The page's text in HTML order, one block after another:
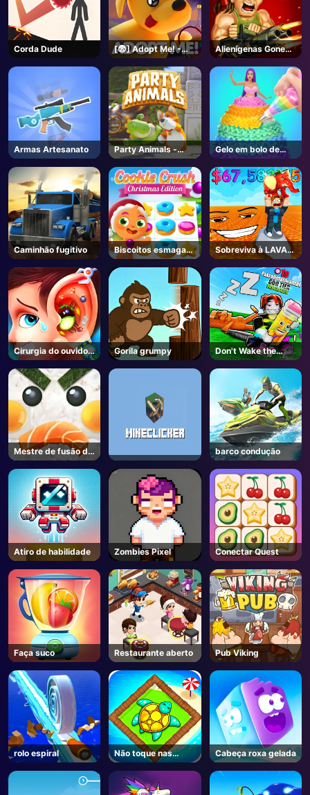
AD
Corda Dude
[😨] Adopt Me! -
Roblox
Alienígenas Gone
Wild
Armas Artesanato
Party Animals -
Steam
Gelo em bolo de
boneca
Caminhão fugitivo
Biscoitos esmagam
Natal
Sobreviva à LAVA
para Brainrots! -
Roblox
Cirurgia do ouvido
engraçado 2
Gorila grumpy
Don't Wake the
Brainrots! - Roblox
Mestre de fusão de
sushi
barco condução
Atiro de habilidade Zombies Pixel Conectar Quest
Faça suco Restaurante aberto Pub Viking
rolo espiral
Não toque nas
paredes
Cabeça roxa gelada